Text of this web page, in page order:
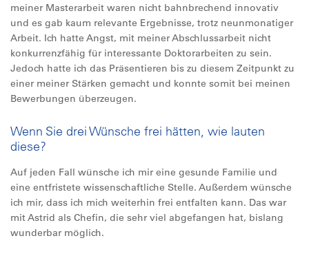
meiner Masterarbeit waren nicht bahnbrechend innovativ
und es gab kaum relevante Ergebnisse, trotz neunmonatiger
Arbeit. Ich hatte Angst, mit meiner Abschlussarbeit nicht
konkurrenzfähig für interessante Doktorarbeiten zu sein.
Jedoch hatte ich das Präsentieren bis zu diesem Zeitpunkt zu
einer meiner Stärken gemacht und konnte somit bei meinen
Bewerbungen überzeugen.
Wenn Sie drei Wünsche frei hätten, wie lauten
diese?
Auf jeden Fall wünsche ich mir eine gesunde Familie und
eine entfristete wissenschaftliche Stelle. Außerdem wünsche
ich mir, dass ich mich weiterhin frei entfalten kann. Das war
mit Astrid als Chefin, die sehr viel abgefangen hat, bislang
wunderbar möglich.